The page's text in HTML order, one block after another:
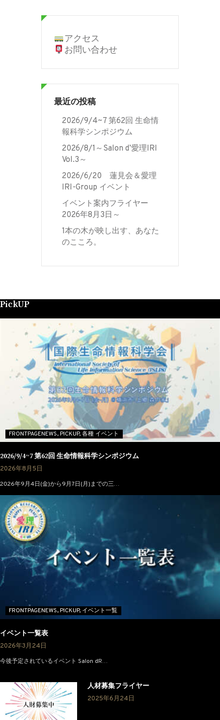
アクセス
お問い合わせ
最近の投稿
2026/9/4~7 第62回 生命情
報科学シンポジウム
2026/8/1～Salon d’愛理IRI
Vol.3～
2026/6/20 蓮見会＆愛理
IRI-Group イベント
イベント案内フライヤー
2026年8月3日～
1本の木が映し出す、あなた
のこころ。
PickUP
FRONTPAGENEWS,PICKUP,各種 イベント
2026/9/4~7 第62回 生命情報科学シンポジウム
2026年8月5日
2026年9月4日(金)から9月7日(月)までの三…
FRONTPAGENEWS,PICKUP, イベント一覧
イベント一覧表
2026年3月24日
今後予定されているイベント Salon dR…
人材募集フライヤー
2025年6月24日